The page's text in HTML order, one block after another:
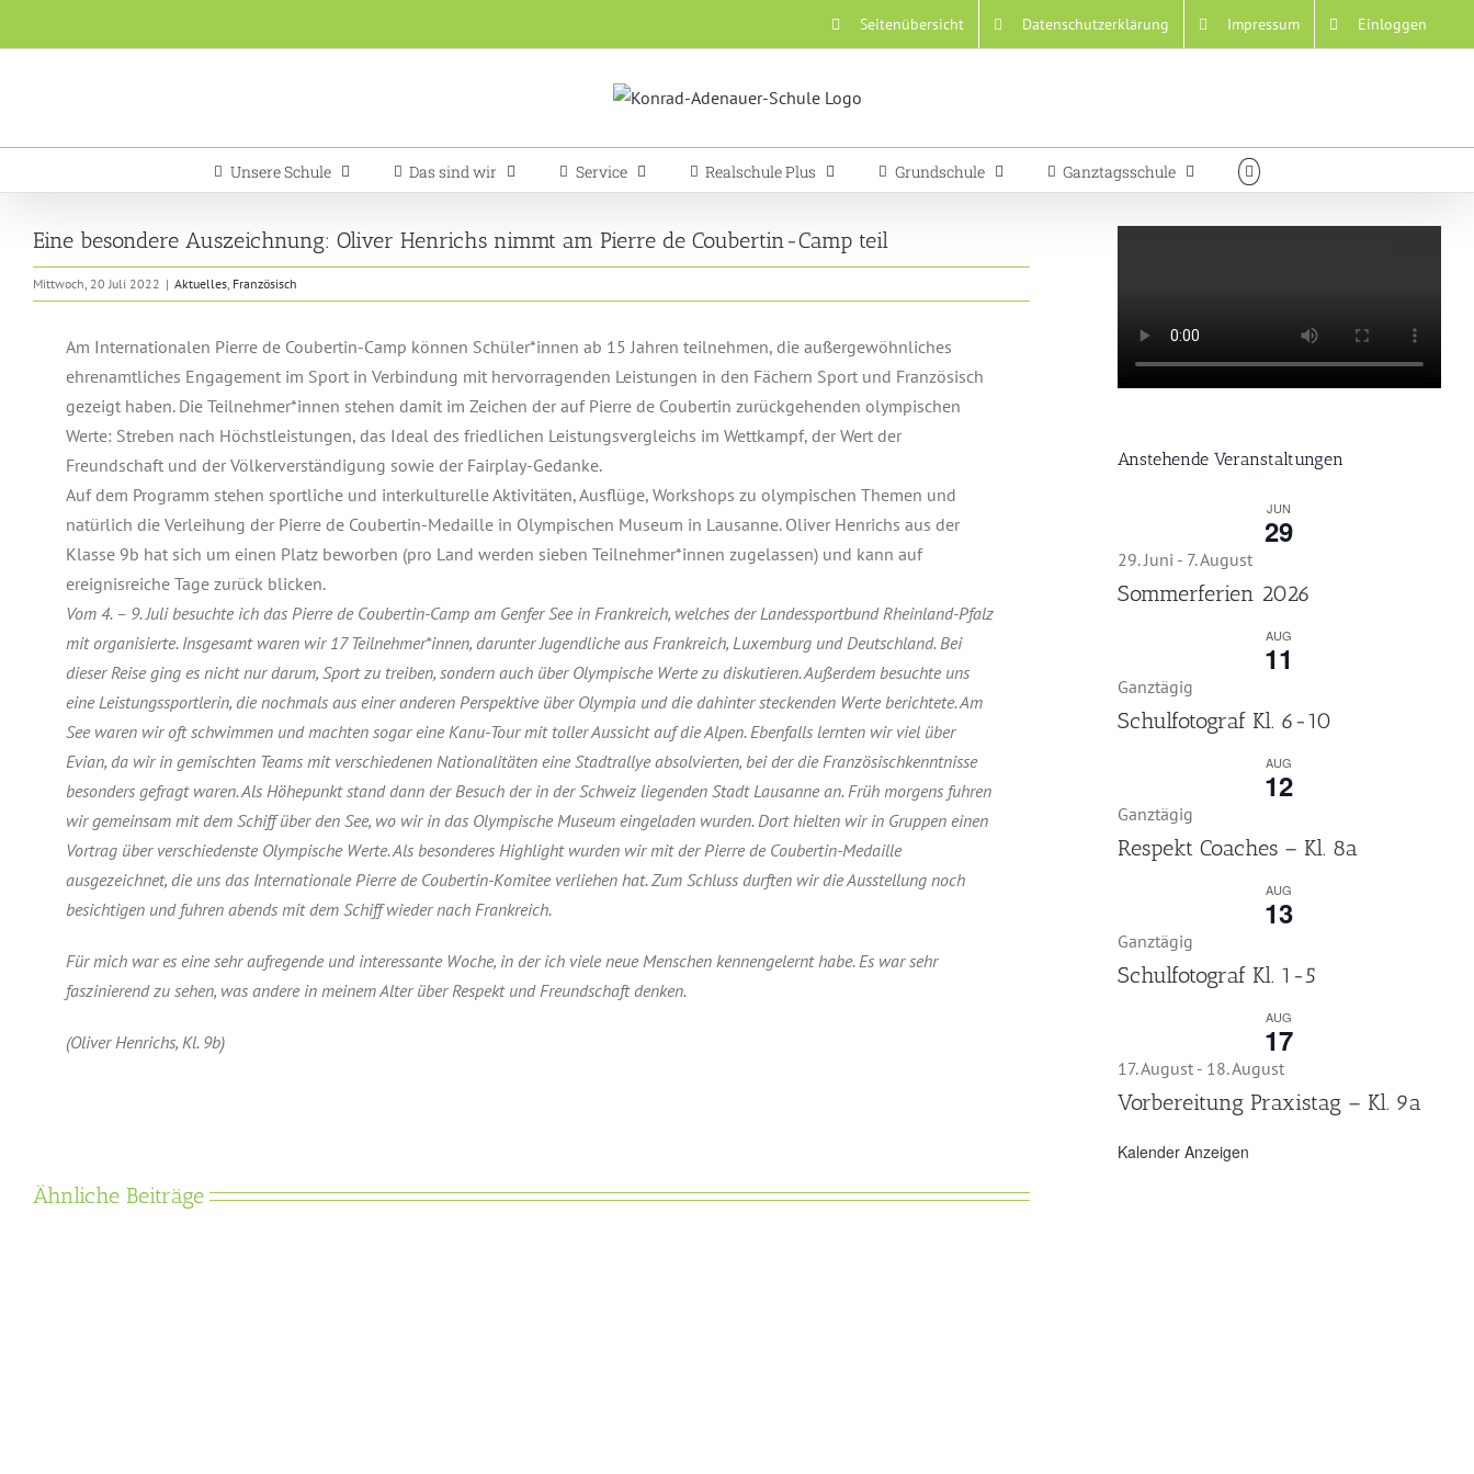
Inhalt
Seitenübersicht Datenschutzerklärung Impressum Einloggen
Unsere Schule Das sind wir Service Realschule Plus Grundschule Ganztagsschule
Eine besondere Auszeichnung: Oliver Henrichs nimmt am Pierre de Coubertin-Camp teil
Mittwoch, 20 Juli 2022 | Aktuelles, Französisch
Am Internationalen Pierre de Coubertin-Camp können Schüler*innen ab 15 Jahren teilnehmen, die außergewöhnliches
ehrenamtliches Engagement im Sport in Verbindung mit hervorragenden Leistungen in den Fächern Sport und Französisch
gezeigt haben. Die Teilnehmer*innen stehen damit im Zeichen der auf Pierre de Coubertin zurückgehenden olympischen
Werte: Streben nach Höchstleistungen, das Ideal des friedlichen Leistungsvergleichs im Wettkampf, der Wert der
Freundschaft und der Völkerverständigung sowie der Fairplay-Gedanke.
Auf dem Programm stehen sportliche und interkulturelle Aktivitäten, Ausflüge, Workshops zu olympischen Themen und
natürlich die Verleihung der Pierre de Coubertin-Medaille in Olympischen Museum in Lausanne. Oliver Henrichs aus der
Klasse 9b hat sich um einen Platz beworben (pro Land werden sieben Teilnehmer*innen zugelassen) und kann auf
ereignisreiche Tage zurück blicken.
Vom 4. – 9. Juli besuchte ich das Pierre de Coubertin-Camp am Genfer See in Frankreich, welches der Landessportbund Rheinland-Pfalz
mit organisierte. Insgesamt waren wir 17 Teilnehmer*innen, darunter Jugendliche aus Frankreich, Luxemburg und Deutschland. Bei
dieser Reise ging es nicht nur darum, Sport zu treiben, sondern auch über Olympische Werte zu diskutieren. Außerdem besuchte uns
eine Leistungssportlerin, die nochmals aus einer anderen Perspektive über Olympia und die dahinter steckenden Werte berichtete. Am
See waren wir oft schwimmen und machten sogar eine Kanu-Tour mit toller Aussicht auf die Alpen. Ebenfalls lernten wir viel über
Evian, da wir in gemischten Teams mit verschiedenen Nationalitäten eine Stadtrallye absolvierten, bei der die Französischkenntnisse
besonders gefragt waren. Als Höhepunkt stand dann der Besuch der in der Schweiz liegenden Stadt Lausanne an. Früh morgens fuhren
wir gemeinsam mit dem Schiff über den See, wo wir in das Olympische Museum eingeladen wurden. Dort hielten wir in Gruppen einen
Vortrag über verschiedenste Olympische Werte. Als besonderes Highlight wurden wir mit der Pierre de Coubertin-Medaille
ausgezeichnet, die uns das Internationale Pierre de Coubertin-Komitee verliehen hat. Zum Schluss durften wir die Ausstellung noch
besichtigen und fuhren abends mit dem Schiff wieder nach Frankreich.
Für mich war es eine sehr aufregende und interessante Woche, in der ich viele neue Menschen kennengelernt habe. Es war sehr
faszinierend zu sehen, was andere in meinem Alter über Respekt und Freundschaft denken.
(Oliver Henrichs, Kl. 9b)
Ähnliche Beiträge
Anstehende Veranstaltungen
JUN
29
29. Juni - 7. August
Sommerferien 2026
AUG
11
Ganztägig
Schulfotograf Kl. 6-10
AUG
12
Ganztägig
Respekt Coaches – Kl. 8a
AUG
13
Ganztägig
Schulfotograf Kl. 1-5
AUG
17
17. August- 18. August
Vorbereitung Praxistag – Kl. 9a
Kalender Anzeigen